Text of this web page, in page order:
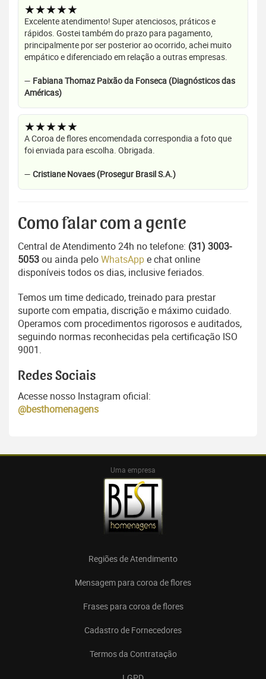
★★★★★
Excelente atendimento! Super atenciosos, práticos e
rápidos. Gostei também do prazo para pagamento,
principalmente por ser posterior ao ocorrido, achei muito
empático e diferenciado em relação a outras empresas.
— Fabiana Thomaz Paixão da Fonseca (Diagnósticos das
Américas)
★★★★★
A Coroa de flores encomendada correspondia a foto que
foi enviada para escolha. Obrigada.
— Cristiane Novaes (Prosegur Brasil S.A.)
Como falar com a gente
Central de Atendimento 24h no telefone: (31) 3003-
5053ou ainda peloWhatsAppe chat online
disponíveis todos os dias, inclusive feriados.
Temos um time dedicado, treinado para prestar
suporte com empatia, discrição e máximo cuidado.
Operamos com procedimentos rigorosos e auditados,
seguindo normas reconhecidas pela certificação ISO
9001.
Redes Sociais
Acesse nosso Instagram oficial:
@besthomenagens
Uma empresa
Regiões de Atendimento
Mensagem para coroa de flores
Frases para coroa de flores
Cadastro de Fornecedores
Termos da Contratação